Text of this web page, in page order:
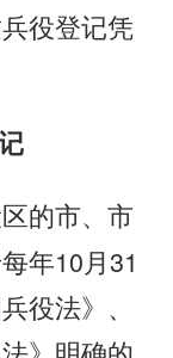
役登记凭
的市、市
年10月31
役法》、